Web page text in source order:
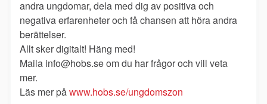
andra ungdomar, dela med dig av positiva och
negativa erfarenheter och få chansen att höra andra
berättelser.
Allt sker digitalt! Häng med!
Maila info@hobs.se om du har frågor och vill veta
mer.
Läs mer påwww.hobs.se/ungdomszon